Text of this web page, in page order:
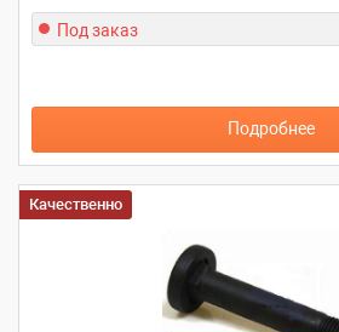
Под заказ
Подробнее
Качественно